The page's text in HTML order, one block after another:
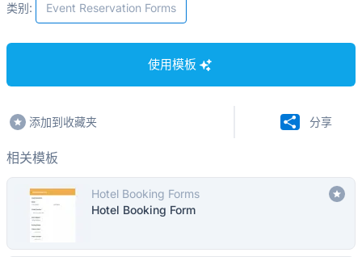
类别: Event Reservation Forms
使用模板
添加到收藏夹 分享
相关模板
Hotel Booking Forms
Hotel Booking Form